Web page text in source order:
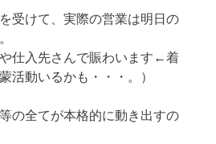
受けて、実際の営業は明日の
や仕入先さんで賑わいます←着
活動いるかも・・・。）
の全てが本格的に動き出すの